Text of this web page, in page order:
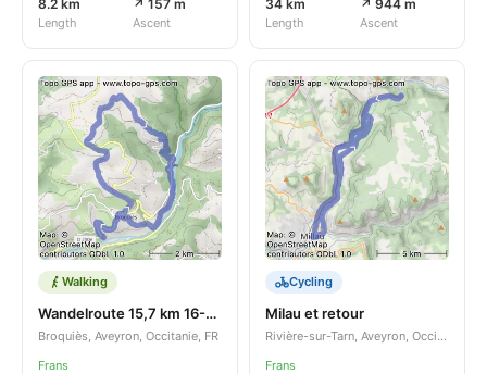
8.2 km
Length
↗ 157 m
Ascent
34 km
Length
↗ 944 m
Ascent
Walking
Wandelroute 15,7 km 16-10-2023
Broquiès, Aveyron, Occitanie, FR
Frans
Cycling
Milau et retour
Rivière-sur-Tarn, Aveyron, Occitanie, FR
Frans